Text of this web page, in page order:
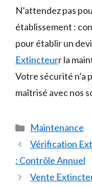
N’attendez pas
établissement :
pour établir un
Extincteurr la
Votre sécurité n’a
maîtrisé avec nos
Catégories
Maintenance
Vérification
: Contrôle Annuel
Vente